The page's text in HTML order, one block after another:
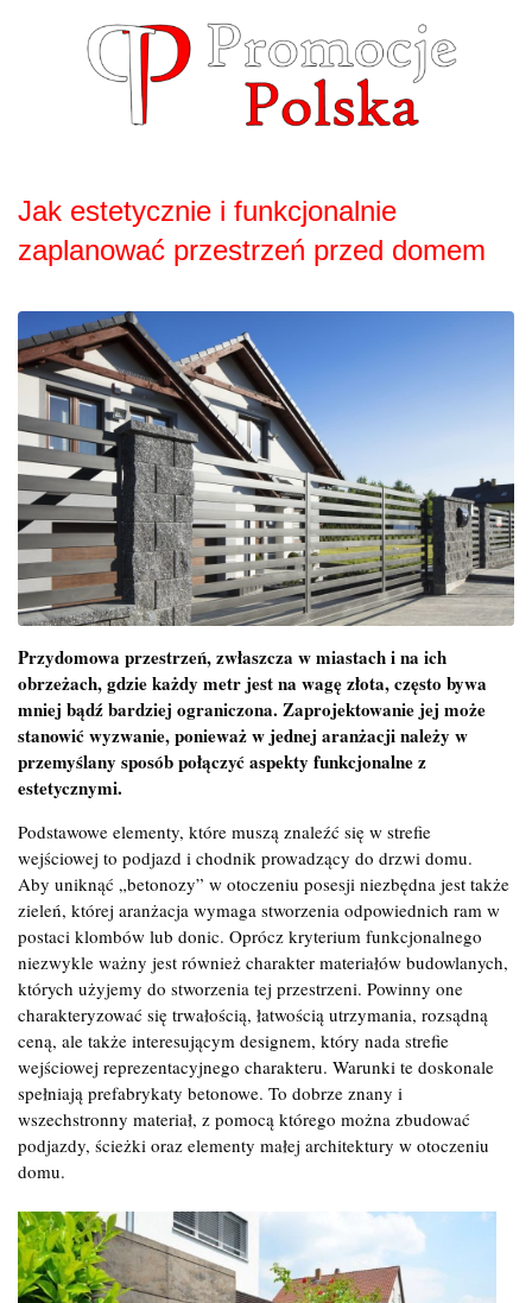
Jak estetycznie i funkcjonalnie
zaplanować przestrzeń przed domem
Przydomowa przestrzeń, zwłaszcza w miastach i na ich
obrzeżach, gdzie każdy metr jest na wagę złota, często bywa
mniej bądź bardziej ograniczona. Zaprojektowanie jej może
stanowić wyzwanie, ponieważ w jednej aranżacji należy w
przemyślany sposób połączyć aspekty funkcjonalne z
estetycznymi.
Podstawowe elementy, które muszą znaleźć się w strefie
wejściowej to podjazd i chodnik prowadzący do drzwi domu.
Aby uniknąć „betonozy” w otoczeniu posesji niezbędna jest także
zieleń, której aranżacja wymaga stworzenia odpowiednich ram w
postaci klombów lub donic. Oprócz kryterium funkcjonalnego
niezwykle ważny jest również charakter materiałów budowlanych,
których użyjemy do stworzenia tej przestrzeni. Powinny one
charakteryzować się trwałością, łatwością utrzymania, rozsądną
ceną, ale także interesującym designem, który nada strefie
wejściowej reprezentacyjnego charakteru. Warunki te doskonale
spełniają prefabrykaty betonowe. To dobrze znany i
wszechstronny materiał, z pomocą którego można zbudować
podjazdy, ścieżki oraz elementy małej architektury w otoczeniu
domu.